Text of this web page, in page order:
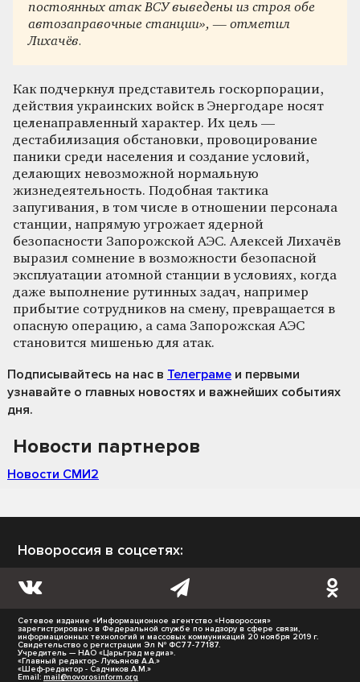
постоянных атак ВСУ выведены из строя обе
автозаправочные станции», — отметил
Лихачёв.
Как подчеркнул представитель госкорпорации,
действия украинских войск в Энергодаре носят
целенаправленный характер. Их цель —
дестабилизация обстановки, провоцирование
паники среди населения и создание условий,
делающих невозможной нормальную
жизнедеятельность. Подобная тактика
запугивания, в том числе в отношении персонала
станции, напрямую угрожает ядерной
безопасности Запорожской АЭС. Алексей Лихачёв
выразил сомнение в возможности безопасной
эксплуатации атомной станции в условиях, когда
даже выполнение рутинных задач, например
прибытие сотрудников на смену, превращается в
опасную операцию, а сама Запорожская АЭС
становится мишенью для атак.
Подписывайтесь на нас в Телеграме и первыми
узнавайте о главных новостях и важнейших событиях
дня.
Новости партнеров
Новости СМИ2
Новороссия в соцсетях:
Сетевое издание «Информационное агентство «Новороссия»
зарегистрировано в Федеральной службе по надзору в сфере связи,
информационных технологий и массовых коммуникаций 20 ноября 2019 г.
Свидетельство о регистрации Эл № ФС77-77187.
Учредитель — НАО «Царьград медиа».
«Главный редактор- Лукьянов А.А.»
«Шеф-редактор - Садчиков А.М.»
Email: mail@novorosinform.org